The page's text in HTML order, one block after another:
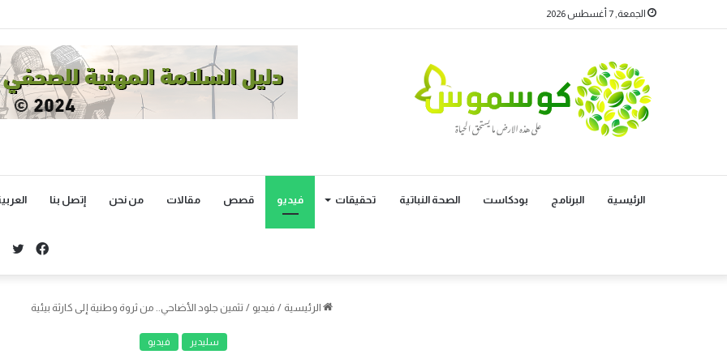
الجمعة, 7 أغسطس 2026
الرئيسية البرنامج بودكاست الصحة النباتية تحقيقات فيديو قصص مقالات من نحن إتصل بنا
الرئيسية / فيديو / تثمين جلود الأضاحي.. من ثروة وطنية إلى كارثة بيئية
سليدير فيديو